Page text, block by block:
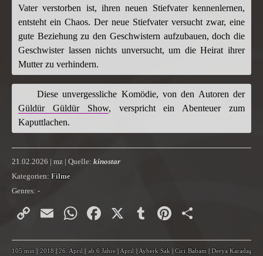
Vater verstorben ist, ihren neuen Stiefvater kennenlernen,
entsteht ein Chaos. Der neue Stiefvater versucht zwar, eine
gute Beziehung zu den Geschwistern aufzubauen, doch die
Geschwister lassen nichts unversucht, um die Heirat ihrer
Mutter zu verhindern.
Diese unvergessliche Komödie, von den Autoren der
Güldür Güldür Show, verspricht ein Abenteuer zum
Kaputtlachen.
21.02.2026 | mz | Quelle: kinostar
Kategorien: Filme
Genres: -
CopyEmailWhatsApp
Facebook
X TumblrPinterest
105 min | 2018| 26. April |ab 6 Jahre|April |Ayberk Sak|Cici Babam| Derya Karadaş